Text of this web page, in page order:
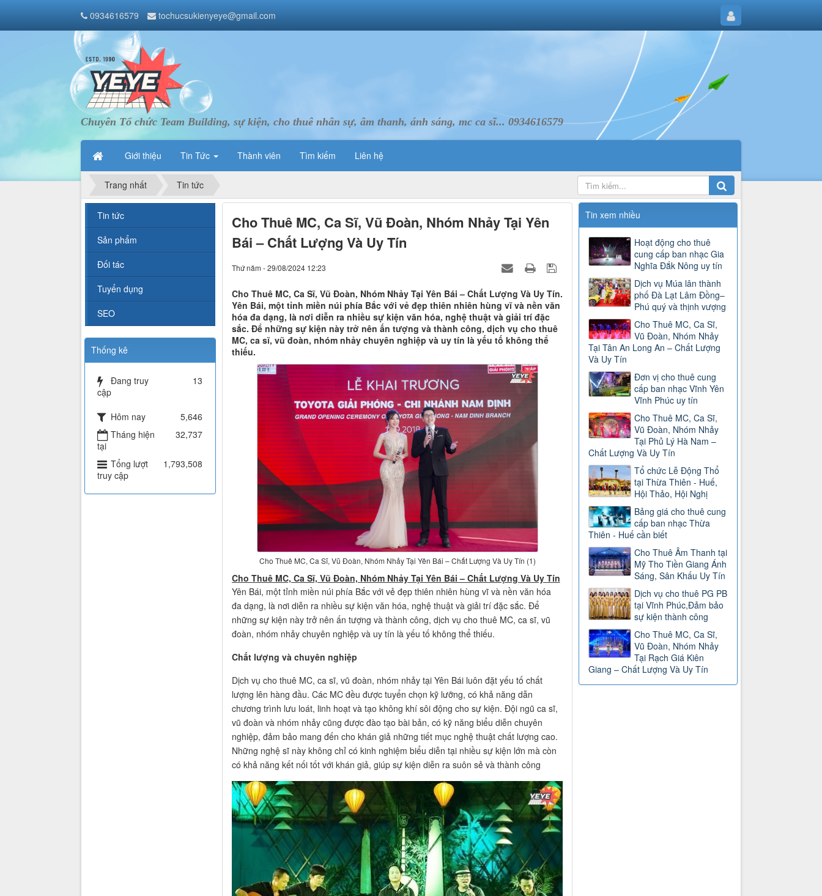
0934616579 tochucsukienyeye@gmail.com
Chuyên Tổ chức Team Building, sự kiện, cho thuê nhân sự, âm thanh, ánh sáng, mc ca sĩ... 0934616579
Giới thiệu Tin Tức Thành viên Tìm kiếm Liên hệ
Trang nhất Tin tức
Cho Thuê MC, Ca Sĩ, Vũ Đoàn, Nhóm Nhảy Tại Yên
Bái – Chất Lượng Và Uy Tín
Thứ năm - 29/08/2024 12:23
Cho Thuê MC, Ca Sĩ, Vũ Đoàn, Nhóm Nhảy Tại Yên Bái – Chất Lượng Và Uy Tín.
Yên Bái, một tỉnh miền núi phía Bắc với vẻ đẹp thiên nhiên hùng vĩ và nền văn
hóa đa dạng, là nơi diễn ra nhiều sự kiện văn hóa, nghệ thuật và giải trí đặc
sắc. Để những sự kiện này trở nên ấn tượng và thành công, dịch vụ cho thuê
MC, ca sĩ, vũ đoàn, nhóm nhảy chuyên nghiệp và uy tín là yếu tố không thể
thiếu.
Cho Thuê MC, Ca Sĩ, Vũ Đoàn, Nhóm Nhảy Tại Yên Bái – Chất Lượng Và Uy Tín (1)
Cho Thuê MC, Ca Sĩ, Vũ Đoàn, Nhóm Nhảy Tại Yên Bái – Chất Lượng Và Uy Tín
Yên Bái, một tỉnh miền núi phía Bắc với vẻ đẹp thiên nhiên hùng vĩ và nền văn hóa
đa dạng, là nơi diễn ra nhiều sự kiện văn hóa, nghệ thuật và giải trí đặc sắc. Để
những sự kiện này trở nên ấn tượng và thành công, dịch vụ cho thuê MC, ca sĩ, vũ
đoàn, nhóm nhảy chuyên nghiệp và uy tín là yếu tố không thể thiếu.
Chất lượng và chuyên nghiệp
Dịch vụ cho thuê MC, ca sĩ, vũ đoàn, nhóm nhảy tại Yên Bái luôn đặt yếu tố chất
lượng lên hàng đầu. Các MC đều được tuyển chọn kỹ lưỡng, có khả năng dẫn
chương trình lưu loát, linh hoạt và tạo không khí sôi động cho sự kiện. Đội ngũ ca sĩ,
vũ đoàn và nhóm nhảy cũng được đào tạo bài bản, có kỹ năng biểu diễn chuyên
nghiệp, đảm bảo mang đến cho khán giả những tiết mục nghệ thuật chất lượng cao.
Những nghệ sĩ này không chỉ có kinh nghiệm biểu diễn tại nhiều sự kiện lớn mà còn
có khả năng kết nối tốt với khán giả, giúp sự kiện diễn ra suôn sẻ và thành công
Tin xem nhiều
Hoạt động cho thuê
cung cấp ban nhạc Gia
Nghĩa Đắk Nông uy tín
Dịch vụ Múa lân thành
phố Đà Lạt Lâm Đồng–
Phú quý và thịnh vượng
Cho Thuê MC, Ca Sĩ,
Vũ Đoàn, Nhóm Nhảy
Tại Tân An Long An – Chất Lượng
Và Uy Tín
Đơn vị cho thuê cung
cấp ban nhạc Vĩnh Yên
Vĩnh Phúc uy tín
Cho Thuê MC, Ca Sĩ,
Vũ Đoàn, Nhóm Nhảy
Tại Phủ Lý Hà Nam –
Chất Lượng Và Uy Tín
Tổ chức Lễ Động Thổ
tại Thừa Thiên - Huế,
Hội Thảo, Hội Nghị
Bảng giá cho thuê cung
cấp ban nhạc Thừa
Thiên - Huế cần biết
Cho Thuê Âm Thanh tại
Mỹ Tho Tiền Giang Ánh
Sáng, Sân Khấu Uy Tín
Dịch vụ cho thuê PG PB
tại Vĩnh Phúc,Đảm bảo
sự kiện thành công
Cho Thuê MC, Ca Sĩ,
Vũ Đoàn, Nhóm Nhảy
Tại Rạch Giá Kiên
Giang – Chất Lượng Và Uy Tín
Tin tức
Sản phẩm
Đối tác
Tuyển dụng
SEO
Thống kê
Đang truy
cập
13
Hôm nay
5,646
Tháng hiện
tại
32,737
Tổng lượt
truy cập
1,793,508